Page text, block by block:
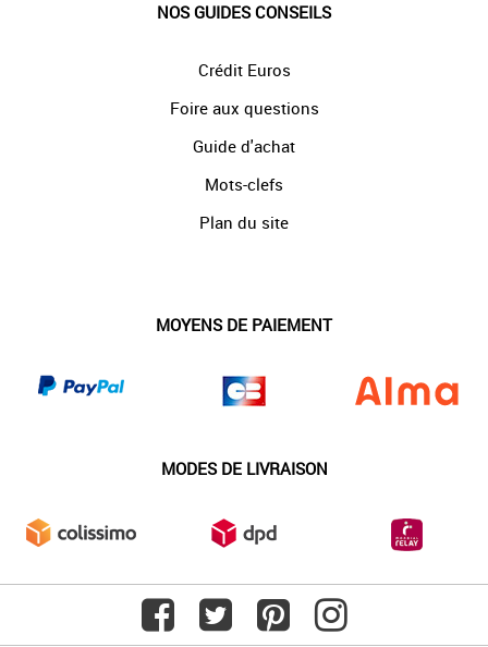
NOS GUIDES CONSEILS
Crédit Euros
Foire aux questions
Guide d'achat
Mots-clefs
Plan du site
MOYENS DE PAIEMENT
MODES DE LIVRAISON